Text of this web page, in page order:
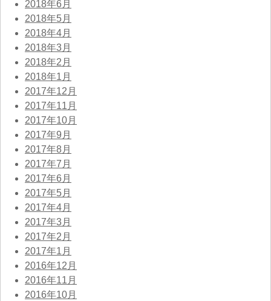
2018年6月
2018年5月
2018年4月
2018年3月
2018年2月
2018年1月
2017年12月
2017年11月
2017年10月
2017年9月
2017年8月
2017年7月
2017年6月
2017年5月
2017年4月
2017年3月
2017年2月
2017年1月
2016年12月
2016年11月
2016年10月